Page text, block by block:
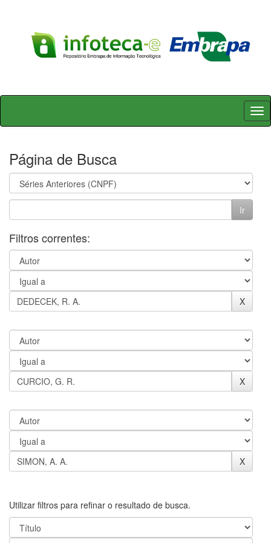
Skip
Página de Busca
Filtros correntes:
Utilizar filtros para refinar o resultado de busca.